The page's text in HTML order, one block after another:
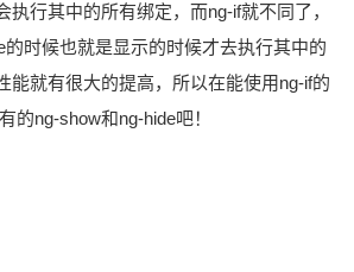
执行其中的所有绑定，而ng-if就不同了，
的时候也就是显示的时候才去执行其中的
能就有很大的提高，所以在能使用ng-if的
的ng-show和ng-hide吧！